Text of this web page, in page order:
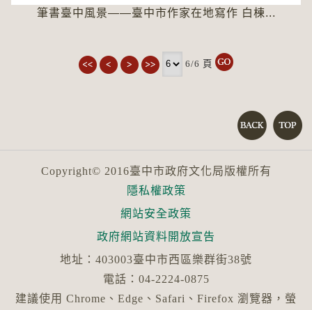
筆書臺中風景――臺中市作家在地寫作 白棟...
6/6 頁
Copyright© 2016臺中市政府文化局版權所有
隱私權政策
網站安全政策
政府網站資料開放宣告
地址：403003臺中市西區樂群街38號
電話：04-2224-0875
建議使用 Chrome、Edge、Safari、Firefox 瀏覽器，螢